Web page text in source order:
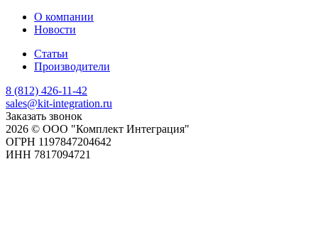
О компании
Новости
Статьи
Производители
8 (812) 426-11-42
sales@kit-integration.ru
Заказать звонок
2026 © ООО "Комплект Интеграция"
ОГРН 1197847204642
ИНН 7817094721